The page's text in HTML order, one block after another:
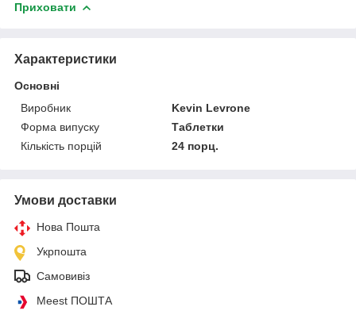
Приховати
Характеристики
Основні
Виробник
Kevin Levrone
Форма випуску
Таблетки
Кількість порцій
24 порц.
Умови доставки
Нова Пошта
Укрпошта
Самовивіз
Meest ПОШТА